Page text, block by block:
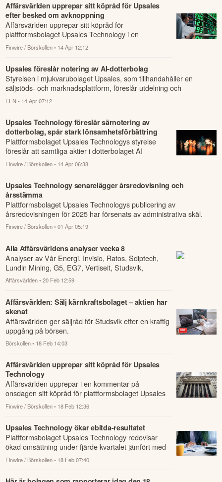
Affärsvärlden upprepar sitt köpråd för Upsales
efter besked om avknoppning
Affärsvärlden upprepar sitt köpråd för
plattformsbolaget Upsales Technology i en
kommentar på tisdagen.
Finwire / Börskollen • 14 Apr 12:12
Upsales föreslår notering av AI-dotterbolag
Styrelsen i mjukvarubolaget Upsales, som tillhandahåller en
säljstöds- och marknadsplattform, föreslår utdelning och
separatnotering av Upsa...
EFN • 14 Apr 07:12
Upsales Technology föreslår särnotering av
dotterbolag, spår stark lönsamhetsförbättring
Plattformsbolaget Upsales Technologys styrelse
föreslår att samtliga aktier i dotterbolaget AI
Revenue Assistant Software (Aira) delas ut ti...
Finwire / Börskollen • 14 Apr 06:38
Upsales Technology senarelägger årsredovisning och
årsstämma
Plattformsbolaget Upsales Technologys publicering av
årsredovisningen för 2025 har försenats av administrativa skäl.
Finwire / Börskollen • 01 Apr 05:19
Alla Affärsvärldens analyser vecka 8
Analyser av Vår Energi, Invisio, Ratos, Sdiptech,
Lundin Mining, G5, EG7, Vertiseit, Studsvik,
Upsales, Verisure, Garo, Cint, Sinch, Tagmast...
Affärsvärlden • 20 Feb 12:59
Affärsvärlden: Sälj kärnkraftsbolaget – aktien har
skenat
Affärsvärlden ger säljråd för Studsvik efter en kraftig
uppgång på börsen.
Börskollen • 18 Feb 14:03
Affärsvärlden upprepar sitt köpråd för Upsales
Technology
Affärsvärlden upprepar i en kommentar på
onsdagen sitt köpråd för plattformsbolaget Upsales
Technology.
Finwire / Börskollen • 18 Feb 12:36
Upsales Technology ökar ebitda-resultatet
Plattformsbolaget Upsales Technology redovisar
ökad omsättning under fjärde kvartalet jämfört med
samma period året innan.
Finwire / Börskollen • 18 Feb 07:40